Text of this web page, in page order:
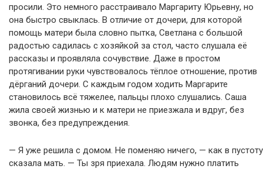
просили. Это немного расстраивало Маргариту Юрьевну, но
она быстро свыклась. В отличие от дочери, для которой
помощь матери была словно пытка, Светлана с большой
радостью садилась с хозяйкой за стол, часто слушала её
рассказы и проявляла сочувствие. Даже в простом
протягивании руки чувствовалось тёплое отношение, против
дёрганий дочери. С каждым годом ходить Маргарите
становилось всё тяжелее, пальцы плохо слушались. Саша
жила своей жизнью и к матери не приезжала и вдруг, без
звонка, без предупреждения.
— Я уже решила с домом. Не поменяю ничего, — как в пустоту
сказала мать. — Ты зря приехала. Людям нужно платить